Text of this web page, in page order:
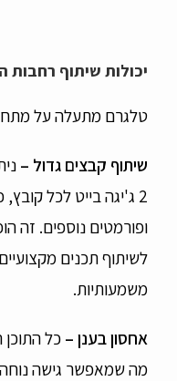
יכולות שיתוף רחבות
טלגרם מתעלה על
שיתוף קבצים גדול –
2 ג'יגה בייט לכל
ופורמטים נוספים. זה
לשיתוף תכנים
משמעותיות.
אחסון בענן – כל
מה שמאפשר גישה נוחה